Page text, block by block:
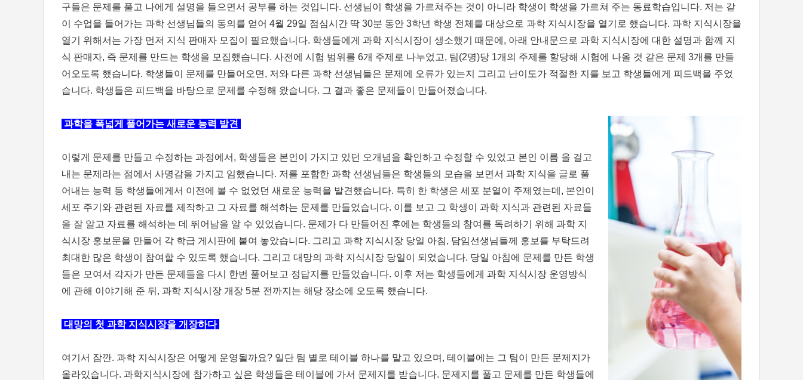
구들은 문제를 풀고 나에게 설명을 들으면서 공부를 하는 것입니다. 선생님이 학생을 가르쳐주는 것이 아니라 학생이 학생을 가르쳐 주는 동료학습입니다. 저는 같
이 수업을 들어가는 과학 선생님들의 동의를 얻어 4월 29일 점심시간 딱 30분 동안 3학년 학생 전체를 대상으로 과학 지식시장을 열기로 했습니다. 과학 지식시장을
열기 위해서는 가장 먼저 지식 판매자 모집이 필요했습니다. 학생들에게 과학 지식시장이 생소했기 때문에, 아래 안내문으로 과학 지식시장에 대한 설명과 함께 지
식 판매자, 즉 문제를 만드는 학생을 모집했습니다. 사전에 시험 범위를 6개 주제로 나누었고, 팀(2명)당 1개의 주제를 할당해 시험에 나올 것 같은 문제 3개를 만들
어오도록 했습니다. 학생들이 문제를 만들어오면, 저와 다른 과학 선생님들은 문제에 오류가 있는지 그리고 난이도가 적절한 지를 보고 학생들에게 피드백을 주었
습니다. 학생들은 피드백을 바탕으로 문제를 수정해 왔습니다. 그 결과 좋은 문제들이 만들어졌습니다.
과학을 폭넓게 풀어가는 새로운 능력 발견
이렇게 문제를 만들고 수정하는 과정에서, 학생들은 본인이 가지고 있던 오개념을 확인하고 수정할 수 있었고 본인 이름 을 걸고
내는 문제라는 점에서 사명감을 가지고 임했습니다. 저를 포함한 과학 선생님들은 학생들의 모습을 보면서 과학 지식을 글로 풀
어내는 능력 등 학생들에게서 이전에 볼 수 없었던 새로운 능력을 발견했습니다. 특히 한 학생은 세포 분열이 주제였는데, 본인이
세포 주기와 관련된 자료를 제작하고 그 자료를 해석하는 문제를 만들었습니다. 이를 보고 그 학생이 과학 지식과 관련된 자료들
을 잘 알고 자료를 해석하는 데 뛰어남을 알 수 있었습니다. 문제가 다 만들어진 후에는 학생들의 참여를 독려하기 위해 과학 지
식시장 홍보문을 만들어 각 학급 게시판에 붙여 놓았습니다. 그리고 과학 지식시장 당일 아침, 담임선생님들께 홍보를 부탁드려
최대한 많은 학생이 참여할 수 있도록 했습니다. 그리고 대망의 과학 지식시장 당일이 되었습니다. 당일 아침에 문제를 만든 학생
들은 모여서 각자가 만든 문제들을 다시 한번 풀어보고 정답지를 만들었습니다. 이후 저는 학생들에게 과학 지식시장 운영방식
에 관해 이야기해 준 뒤, 과학 지식시장 개장 5분 전까지는 해당 장소에 오도록 했습니다.
대망의 첫 과학 지식시장을 개장하다
여기서 잠깐. 과학 지식시장은 어떻게 운영될까요? 일단 팀 별로 테이블 하나를 맡고 있으며, 테이블에는 그 팀이 만든 문제지가
올라있습니다. 과학지식시장에 참가하고 싶은 학생들은 테이블에 가서 문제지를 받습니다. 문제지를 풀고 문제를 만든 학생들에